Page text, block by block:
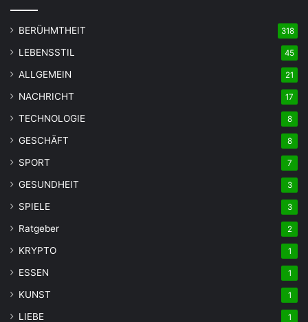
BERÜHMTHEIT 318
LEBENSSTIL 45
ALLGEMEIN 21
NACHRICHT 17
TECHNOLOGIE 8
GESCHÄFT 8
SPORT 7
GESUNDHEIT 3
SPIELE 3
Ratgeber 2
KRYPTO 1
ESSEN 1
KUNST 1
LIEBE 1